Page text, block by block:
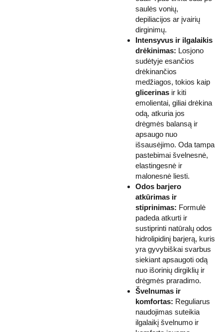
saulės vonių,
depiliacijos ar įvairių
dirginimų.
Intensyvus ir ilgalaikis
drėkinimas: Losjono
sudėtyje esančios
drėkinančios
medžiagos, tokios kaip
glicerinas ir kiti
emolientai, giliai drėkina
odą, atkuria jos
drėgmės balansą ir
apsaugo nuo
išsausėjimo. Oda tampa
pastebimai švelnesnė,
elastingesnė ir
malonesnė liesti.
Odos barjero
atkūrimas ir
stiprinimas: Formulė
padeda atkurti ir
sustiprinti natūralų odos
hidrolipidinį barjerą, kuris
yra gyvybiškai svarbus
siekiant apsaugoti odą
nuo išorinių dirgiklių ir
drėgmės praradimo.
Švelnumas ir
komfortas: Reguliarus
naudojimas suteikia
ilgalaikį švelnumo ir